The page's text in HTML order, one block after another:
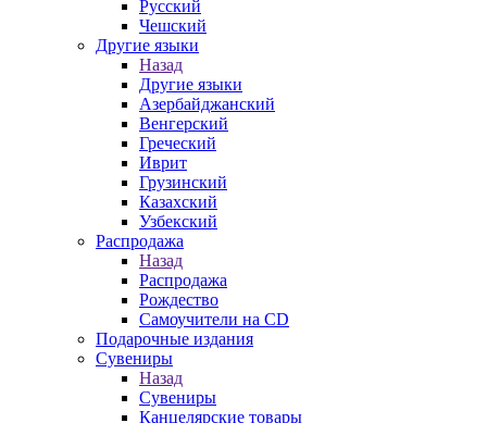
Русский
Чешский
Другие языки
Назад
Другие языки
Азербайджанский
Венгерский
Греческий
Иврит
Грузинский
Казахский
Узбекский
Распродажа
Назад
Распродажа
Рождество
Самоучители на CD
Подарочные издания
Сувениры
Назад
Сувениры
Канцелярские товары